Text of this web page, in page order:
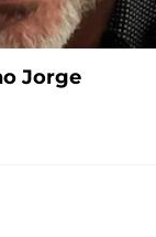
Jorge